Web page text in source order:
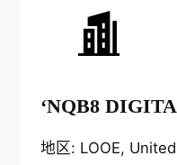
‘NQB8
地区: LOOE,